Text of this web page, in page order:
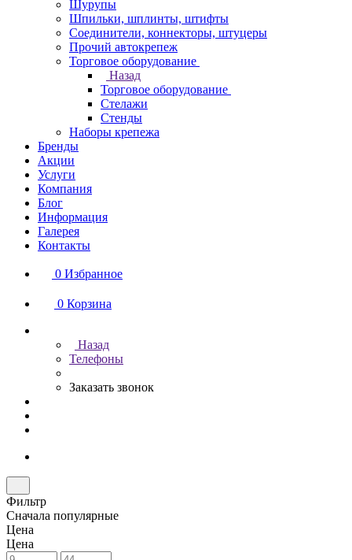
Шурупы
Шпильки, шплинты, штифты
Соединители, коннекторы, штуцеры
Прочий автокрепеж
Торговое оборудование
Назад
Торговое оборудование
Стелажи
Стенды
Наборы крепежа
Бренды
Акции
Услуги
Компания
Блог
Информация
Галерея
Контакты
0 Избранное
0 Корзина
Назад
Телефоны
Заказать звонок
Фильтр
Сначала популярные
Цена
Цена